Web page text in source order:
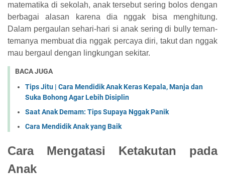
matematika di sekolah, anak tersebut sering bolos dengan
berbagai alasan karena dia nggak bisa menghitung.
Dalam pergaulan sehari-hari si anak sering di bully teman-
temanya membuat dia nggak percaya diri, takut dan nggak
mau bergaul dengan lingkungan sekitar.
BACA JUGA
Tips Jitu | Cara Mendidik Anak Keras Kepala, Manja dan
Suka Bohong Agar Lebih Disiplin
Saat Anak Demam: Tips Supaya Nggak Panik
Cara Mendidik Anak yang Baik
Cara Mengatasi Ketakutan pada
Anak